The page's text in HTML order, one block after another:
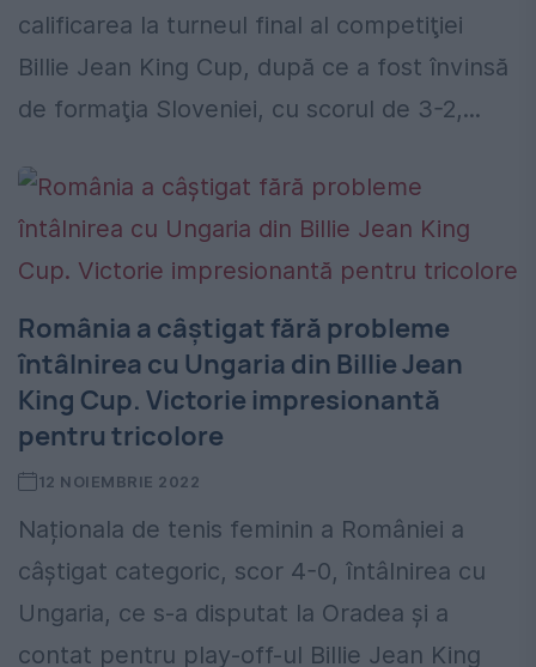
calificarea la turneul final al competiţiei
Billie Jean King Cup, după ce a fost învinsă
de formaţia Sloveniei, cu scorul de 3-2,...
România a câștigat fără probleme
întâlnirea cu Ungaria din Billie Jean
King Cup. Victorie impresionantă
pentru tricolore
12 NOIEMBRIE 2022
Naționala de tenis feminin a României a
câștigat categoric, scor 4-0, întâlnirea cu
Ungaria, ce s-a disputat la Oradea și a
contat pentru play-off-ul Billie Jean King